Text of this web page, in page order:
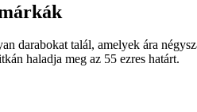
darabokat talál, amelyek ára
haladja meg az 55 ezres határt.